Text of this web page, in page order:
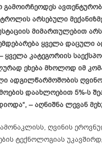
არსებული
მიმართულებით
ყველა დაცული
კატეგორიის
ეხება მხოლოდ იმ
ადგილწარმოშობის
დაახლოებით 5%-ს
– აღნიშნა ლევან
ღვინის
ტექნოლოგიას